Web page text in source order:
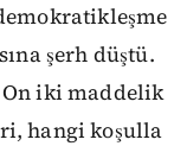
şerh düştü.
On iki maddelik
hangi koşulla